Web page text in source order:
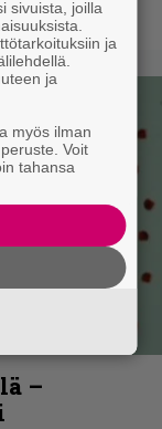
–
sivuista, joilla
ja
ja
myös ilman
Voit
tahansa